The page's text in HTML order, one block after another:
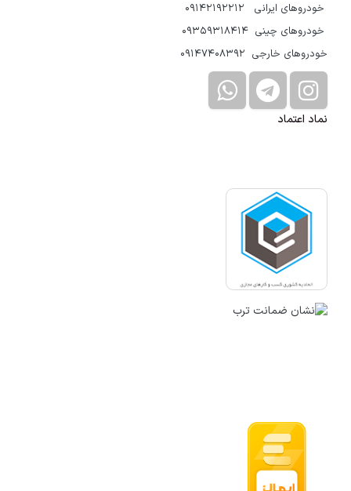
خودروهای ایرانی 09142192212
خودروهای چینی 09359318414
خودروهای خارجی 09147408392
نماد اعتماد